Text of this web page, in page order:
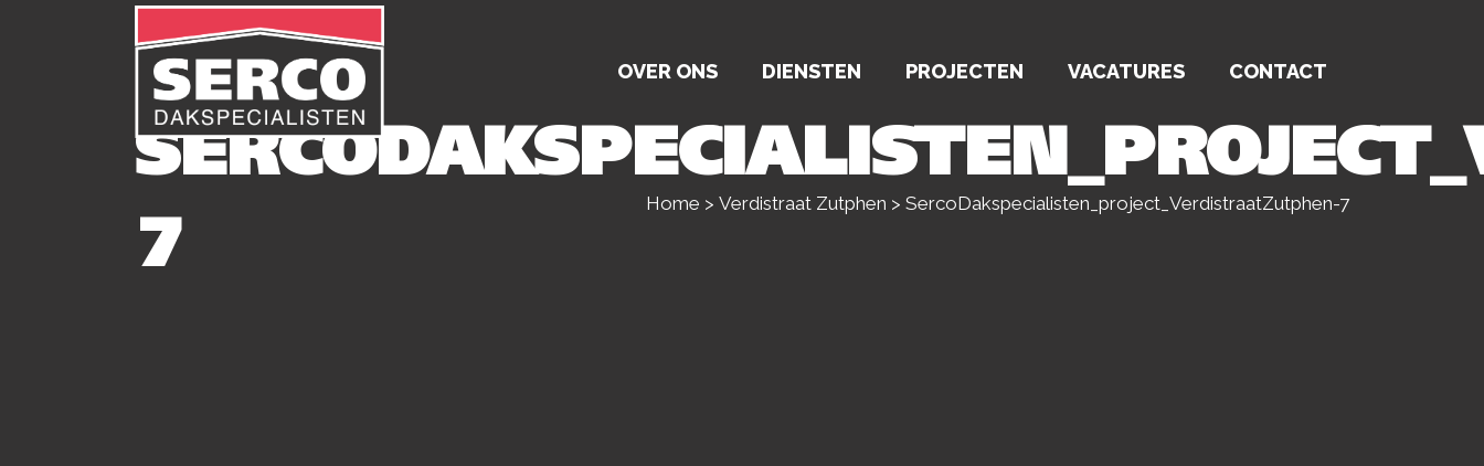
OVER ONS DIENSTEN PROJECTEN VACATURES CONTACT
7
Home > Verdistraat Zutphen > SercoDakspecialisten_project_VerdistraatZutphen-7